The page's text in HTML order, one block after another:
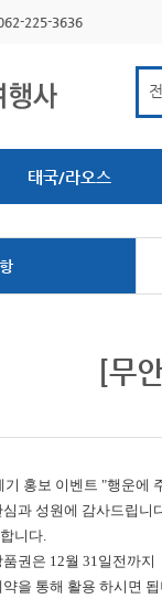
225-3636
태국/라오스
[무
기 홍보 이벤트 "행운에
과 성원에 감사드립니
니다.
권은 12월 31일전까지
을 통해 활용 하시면